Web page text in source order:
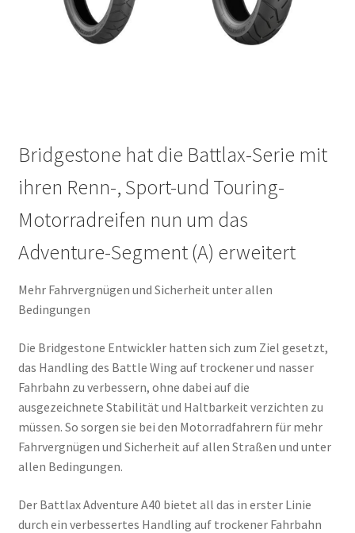
Bridgestone hat die Battlax-Serie mit
ihren Renn-, Sport-und Touring-
Motorradreifen nun um das
Adventure-Segment (A) erweitert
Mehr Fahrvergnügen und Sicherheit unter allen
Bedingungen
Die Bridgestone Entwickler hatten sich zum Ziel gesetzt,
das Handling des Battle Wing auf trockener und nasser
Fahrbahn zu verbessern, ohne dabei auf die
ausgezeichnete Stabilität und Haltbarkeit verzichten zu
müssen. So sorgen sie bei den Motorradfahrern für mehr
Fahrvergnügen und Sicherheit auf allen Straßen und unter
allen Bedingungen.
Der Battlax Adventure A40 bietet all das in erster Linie
durch ein verbessertes Handling auf trockener Fahrbahn